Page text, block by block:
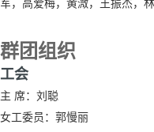
军，高爱梅，黄溦，王振杰，
群团组织
工会
主 席：刘聪
女工委员：郭慢丽